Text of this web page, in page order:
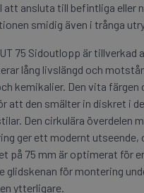
att ansluta till befintliga eller
smidig även i trånga
75 Sidoutlopp är
lång livslängd och
kemikalier. Den vita färgen
att den smälter in diskret i
Den cirkulära överdelen
ger ett modernt utseende,
på 75 mm är optimerat för
glidskenan för montering
ytterligare.